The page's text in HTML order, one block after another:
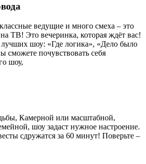
ведущие и много смеха – это
ТВ! Это вечеринка, которая ждёт вас!
шоу: «Где логика», «Дело было
сможете почувствовать себя
шоу,
Камерной или масштабной,
шоу задаст нужное настроение.
сдружатся за 60 минут! Поверьте –